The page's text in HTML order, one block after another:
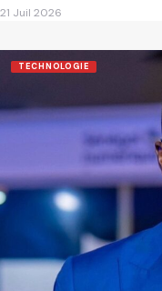
21 Juil 2026
TECHNOLOGIE